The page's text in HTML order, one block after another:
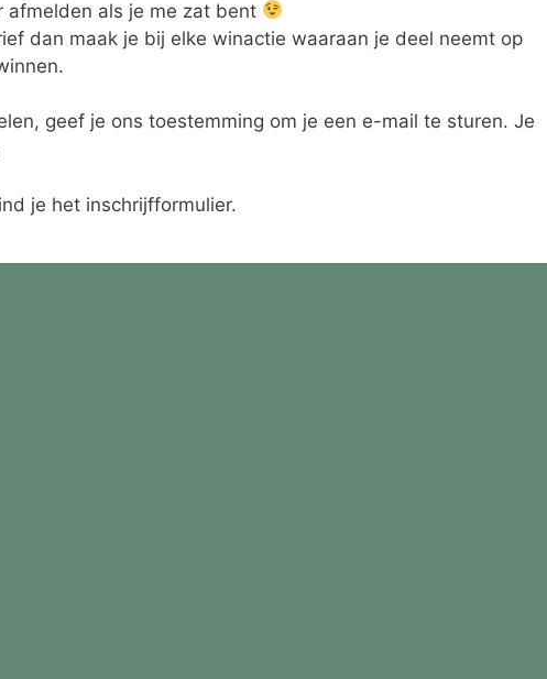
afmelden als je me zat bent
dan maak je bij elke winactie waaraan je deel neemt op
geef je ons toestemming om je een e-mail te sturen. Je
je het inschrijfformulier.